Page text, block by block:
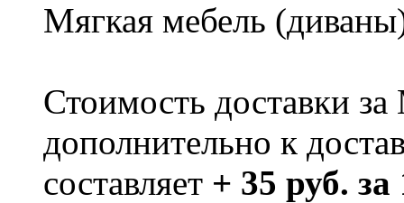
Мягкая мебель
Стоимость доставки
дополнительно к
составляет + 35 руб.